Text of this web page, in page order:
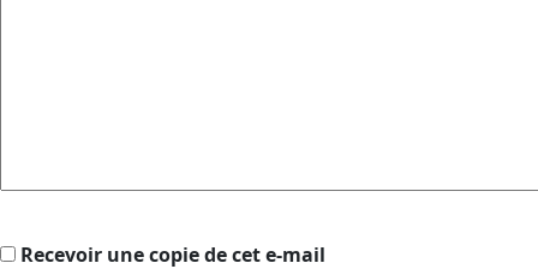
Recevoir une copie de cet e-mail